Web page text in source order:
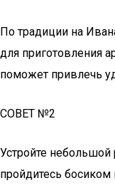
По традиции на
для приготовления
поможет привлечь
СОВЕТ №2
Устройте
пройдитесь босиком